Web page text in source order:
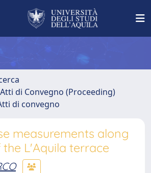
di Convegno (Proceeding)
di convegno
measurements along
L'Aquila terrace